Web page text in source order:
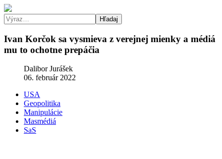
Hľadaj
Ivan Korčok sa vysmieva z verejnej mienky a médiá
mu to ochotne prepáčia
Dalibor Jurášek
06. február 2022
USA
Geopolitika
Manipulácie
Masmédiá
SaS